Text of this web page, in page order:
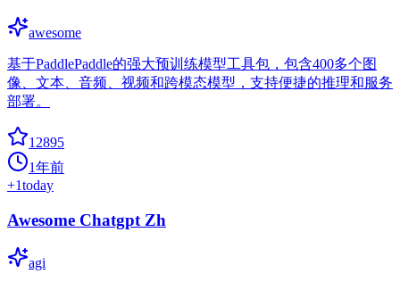
awesome
基于PaddlePaddle的强大预训练模型工具包，包含400多个图
像、文本、音频、视频和跨模态模型，支持便捷的推理和服务
部署。
12895
1年前
+1today
Awesome Chatgpt Zh
agi